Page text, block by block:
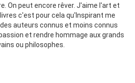
On peut encore rêver. J'aime l'art et
c'est pour cela qu'Inspirant me
auteurs connus et moins connus
et rendre hommage aux grands
ou philosophes.